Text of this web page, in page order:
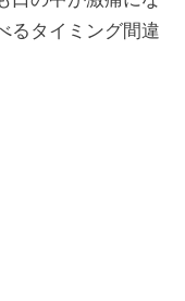
るタイミング間違